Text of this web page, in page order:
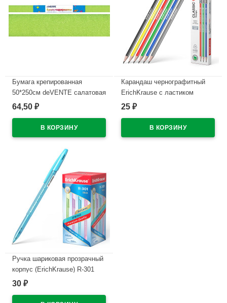
Бумага крепированная
50*250см deVENTE салатовая
арт 8040726
64,50 ₽
Карандаш чернографитный
ErichKrause с ластиком
Классика (Classic) 101 HB
арт.55270 (Ст.12)
25 ₽
Ручка шариковая прозрачный
корпус (ErichKrause) R-301
Весна (Spring) синий, 0,7мм
30 ₽